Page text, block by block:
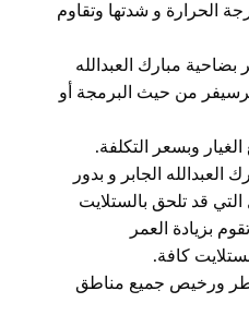
الحرارة و شدتها وتقاوم
بضاحية مبارك العبدالله
من حيث البرمجة أو
وبسعر التكلفة.
العبدالله الجابر و بدور
قد تلحق بالستلايت
بزيادة العمر
كافة.
ورخيص جميع مناطق